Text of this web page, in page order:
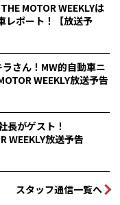
MOTOR WEEKLYは
レポート！【放送予
ラさん！MW的自動車ニ
WEEKLY放送予告
長がゲスト！
WEEKLY放送予告
スタッフ通信一覧へ